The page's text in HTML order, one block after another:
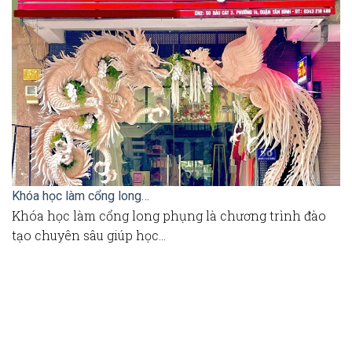
Khóa học làm cổng long…
Khóa học làm cổng long phụng là chương trình đào
tạo chuyên sâu giúp học…